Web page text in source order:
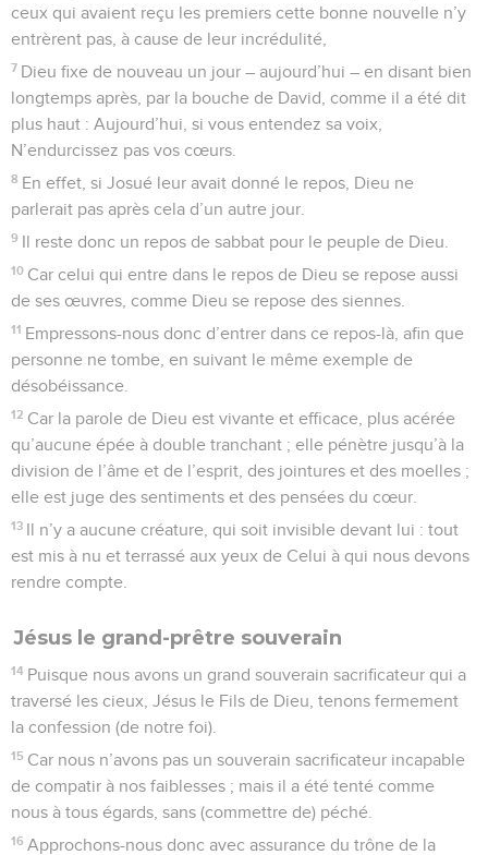
ceux qui avaient reçu les premiers cette bonne nouvelle n’y
entrèrent pas, à cause de leur incrédulité,
7 Dieu fixe de nouveau un jour – aujourd’hui – en disant bien
longtemps après, par la bouche de David, comme il a été dit
plus haut : Aujourd’hui, si vous entendez sa voix,
N’endurcissez pas vos cœurs.
8 En effet, si Josué leur avait donné le repos, Dieu ne
parlerait pas après cela d’un autre jour.
9 Il reste donc un repos de sabbat pour le peuple de Dieu.
10 Car celui qui entre dans le repos de Dieu se repose aussi
de ses œuvres, comme Dieu se repose des siennes.
11 Empressons-nous donc d’entrer dans ce repos-là, afin que
personne ne tombe, en suivant le même exemple de
désobéissance.
12 Car la parole de Dieu est vivante et efficace, plus acérée
qu’aucune épée à double tranchant ; elle pénètre jusqu’à la
division de l’âme et de l’esprit, des jointures et des moelles ;
elle est juge des sentiments et des pensées du cœur.
13 Il n’y a aucune créature, qui soit invisible devant lui : tout
est mis à nu et terrassé aux yeux de Celui à qui nous devons
rendre compte.
Jésus le grand-prêtre souverain
14 Puisque nous avons un grand souverain sacrificateur qui a
traversé les cieux, Jésus le Fils de Dieu, tenons fermement
la confession (de notre foi).
15 Car nous n’avons pas un souverain sacrificateur incapable
de compatir à nos faiblesses ; mais il a été tenté comme
nous à tous égards, sans (commettre de) péché.
16 Approchons-nous donc avec assurance du trône de la